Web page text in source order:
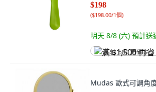
$198
($198.00/1個)
明天 8/8 (六) 預計送
满 $1,500 再省 $75
Mudas 歐式可調角